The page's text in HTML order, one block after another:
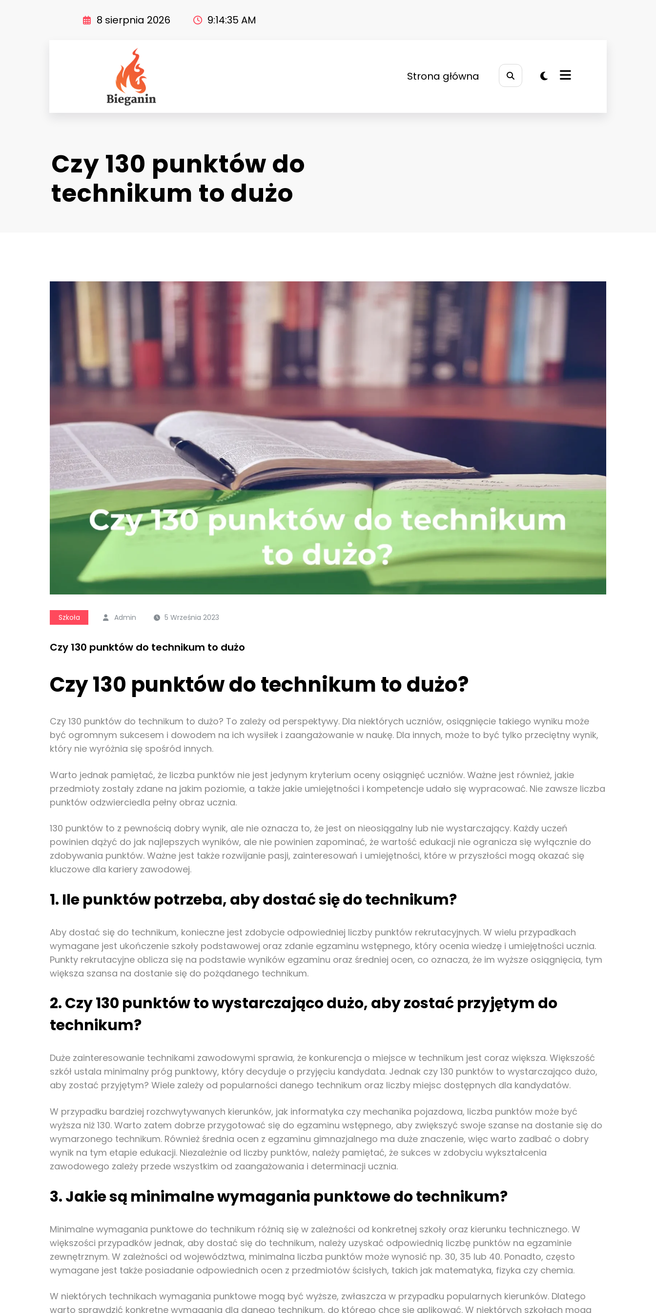
8 sierpnia 2026 9:14:36 AM
Strona główna
Czy 130 punktów do
technikum to dużo
Szkoła Admin 5 Września 2023
Czy 130 punktów do technikum to dużo
Czy 130 punktów do technikum to dużo?
Czy 130 punktów do technikum to dużo? To zależy od perspektywy. Dla niektórych uczniów, osiągnięcie takiego wyniku może
być ogromnym sukcesem i dowodem na ich wysiłek i zaangażowanie w naukę. Dla innych, może to być tylko przeciętny wynik,
który nie wyróżnia się spośród innych.
Warto jednak pamiętać, że liczba punktów nie jest jedynym kryterium oceny osiągnięć uczniów. Ważne jest również, jakie
przedmioty zostały zdane na jakim poziomie, a także jakie umiejętności i kompetencje udało się wypracować. Nie zawsze liczba
punktów odzwierciedla pełny obraz ucznia.
130 punktów to z pewnością dobry wynik, ale nie oznacza to, że jest on nieosiągalny lub nie wystarczający. Każdy uczeń
powinien dążyć do jak najlepszych wyników, ale nie powinien zapominać, że wartość edukacji nie ogranicza się wyłącznie do
zdobywania punktów. Ważne jest także rozwijanie pasji, zainteresowań i umiejętności, które w przyszłości mogą okazać się
kluczowe dla kariery zawodowej.
1. Ile punktów potrzeba, aby dostać się do technikum?
Aby dostać się do technikum, konieczne jest zdobycie odpowiedniej liczby punktów rekrutacyjnych. W wielu przypadkach
wymagane jest ukończenie szkoły podstawowej oraz zdanie egzaminu wstępnego, który ocenia wiedzę i umiejętności ucznia.
Punkty rekrutacyjne oblicza się na podstawie wyników egzaminu oraz średniej ocen, co oznacza, że im wyższe osiągnięcia, tym
większa szansa na dostanie się do pożądanego technikum.
2. Czy 130 punktów to wystarczająco dużo, aby zostać przyjętym do
technikum?
Duże zainteresowanie technikami zawodowymi sprawia, że konkurencja o miejsce w technikum jest coraz większa. Większość
szkół ustala minimalny próg punktowy, który decyduje o przyjęciu kandydata. Jednak czy 130 punktów to wystarczająco dużo,
aby zostać przyjętym? Wiele zależy od popularności danego technikum oraz liczby miejsc dostępnych dla kandydatów.
W przypadku bardziej rozchwytywanych kierunków, jak informatyka czy mechanika pojazdowa, liczba punktów może być
wyższa niż 130. Warto zatem dobrze przygotować się do egzaminu wstępnego, aby zwiększyć swoje szanse na dostanie się do
wymarzonego technikum. Również średnia ocen z egzaminu gimnazjalnego ma duże znaczenie, więc warto zadbać o dobry
wynik na tym etapie edukacji. Niezależnie od liczby punktów, należy pamiętać, że sukces w zdobyciu wykształcenia
zawodowego zależy przede wszystkim od zaangażowania i determinacji ucznia.
3. Jakie są minimalne wymagania punktowe do technikum?
Minimalne wymagania punktowe do technikum różnią się w zależności od konkretnej szkoły oraz kierunku technicznego. W
większości przypadków jednak, aby dostać się do technikum, należy uzyskać odpowiednią liczbę punktów na egzaminie
zewnętrznym. W zależności od województwa, minimalna liczba punktów może wynosić np. 30, 35 lub 40. Ponadto, często
wymagane jest także posiadanie odpowiednich ocen z przedmiotów ścisłych, takich jak matematyka, fizyka czy chemia.
W niektórych technikach wymagania punktowe mogą być wyższe, zwłaszcza w przypadku popularnych kierunków. Dlatego
warto sprawdzić konkretne wymagania dla danego technikum, do którego chce się aplikować. W niektórych szkołach mogą